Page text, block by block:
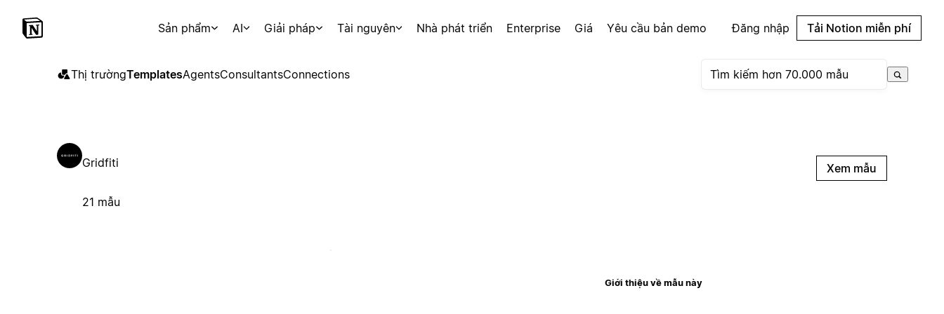
Sản phẩm AI Giải pháp Tài nguyên Nhà phát triển Enterprise Giá Yêu cầu bản demo Đăng nhập Tải Notion miễn phí
Thị trườngTemplatesAgentsConsultantsConnections
Gridfiti
21 mẫu
Xem mẫu
Giới thiệu về mẫu này